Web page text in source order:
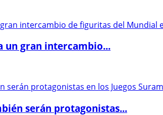
un gran intercambio...
serán protagonistas...